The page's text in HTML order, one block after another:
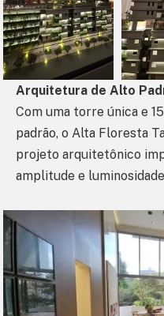
Arquitetura de Alto
Com uma torre única e
padrão, o Alta Floresta
projeto arquitetônico
amplitude e